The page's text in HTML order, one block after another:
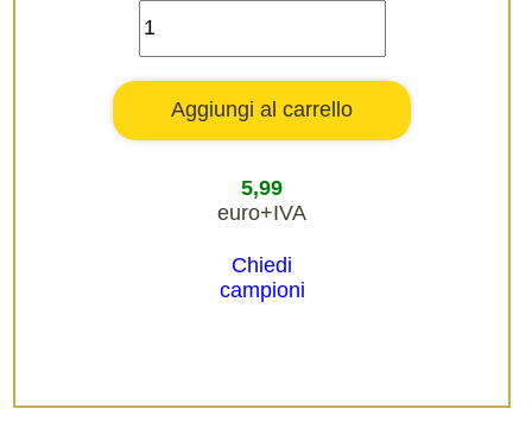
5,99
euro+IVA
Chiedi
campioni